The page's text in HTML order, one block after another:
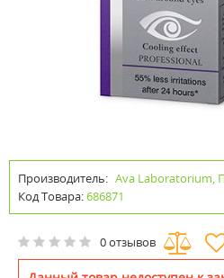
Производитель: Ava Laboratorium,
Код Товара:686871
0 отзывов